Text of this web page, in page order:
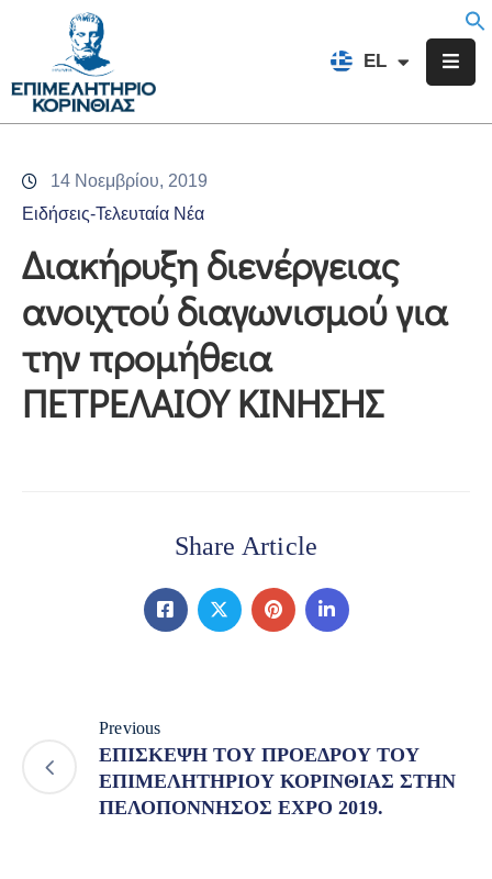
EL
FR
Επιμελητήριο
Υπηρεσίες
Προγράμματα
&
Εκδηλώσεις
Επικοινωνία
14 Νοεμβρίου, 2019
Ειδήσεις-Τελευταία Νέα
Διακήρυξη διενέργειας
ανοιχτού διαγωνισμού για
την προμήθεια
ΠΕΤΡΕΛΑΙΟΥ ΚΙΝΗΣΗΣ
Share Article
Previous
ΕΠΙΣΚΕΨΗ ΤΟΥ ΠΡΟΕΔΡΟΥ ΤΟΥ
ΕΠΙΜΕΛΗΤΗΡΙΟΥ ΚΟΡΙΝΘΙΑΣ ΣΤΗΝ
ΠΕΛΟΠΟΝΝΗΣΟΣ EXPO 2019.